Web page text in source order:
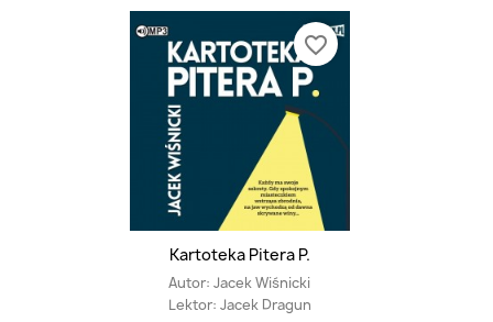
Kartoteka Pitera P.
Autor: Jacek Wiśnicki
Lektor: Jacek Dragun
favorite_border